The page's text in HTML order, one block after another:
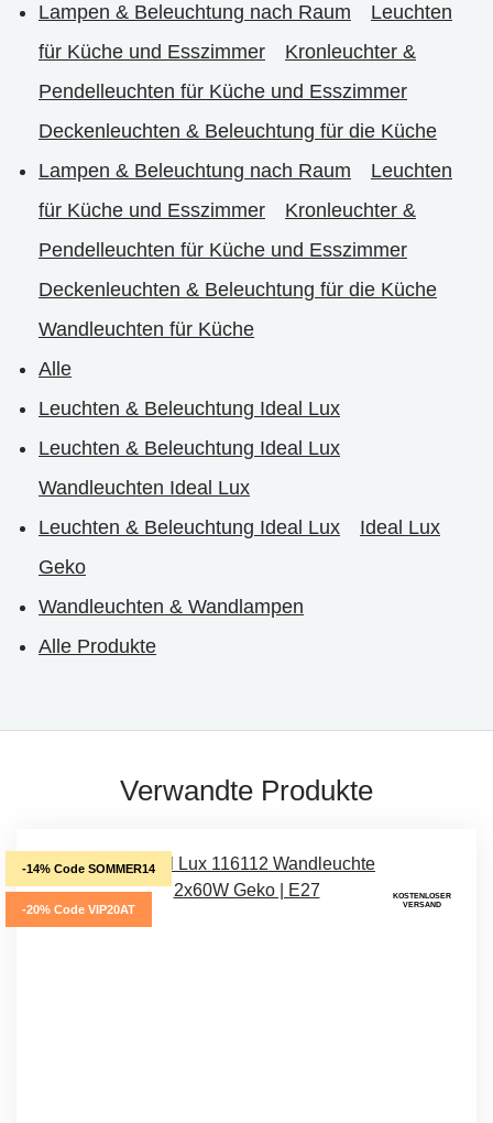
Lampen & Beleuchtung nach Raum
Leuchten
für Küche und Esszimmer
Kronleuchter &
Pendelleuchten für Küche und Esszimmer
Deckenleuchten & Beleuchtung für die Küche
Lampen & Beleuchtung nach Raum
Leuchten
für Küche und Esszimmer
Kronleuchter &
Pendelleuchten für Küche und Esszimmer
Deckenleuchten & Beleuchtung für die Küche
Wandleuchten für Küche
Alle
Leuchten & Beleuchtung Ideal Lux
Leuchten & Beleuchtung Ideal Lux
Wandleuchten Ideal Lux
Leuchten & Beleuchtung Ideal Lux
Ideal Lux
Geko
Wandleuchten & Wandlampen
Alle Produkte
Verwandte Produkte
-14% Code SOMMER14
-20% Code VIP20AT
KOSTENLOSER
VERSAND